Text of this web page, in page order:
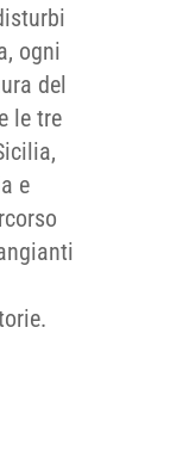
ogni
del
le tre
e